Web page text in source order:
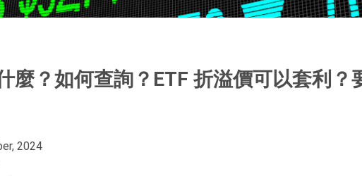
麼？如何查詢？ETF 折溢價可以套利？
2024